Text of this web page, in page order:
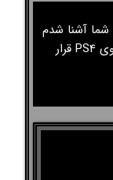
شما آشنا شدم
لطفاً نسخه پورت شده بازی مورتال کمبت ترلوژی روی PS4 قرار